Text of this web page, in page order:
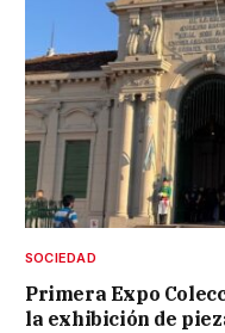
SOCIEDAD
Primera Expo
la exhibición de